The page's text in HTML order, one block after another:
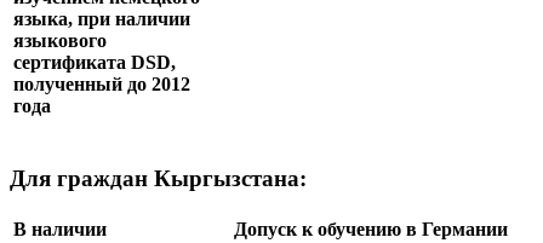
языка, при наличии
языкового
сертификата DSD,
полученный до 2012
года
Для граждан Кыргызстана:
В наличии
Допуск к обучению в Германии